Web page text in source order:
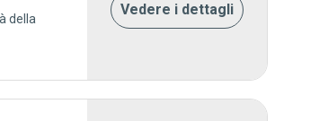
della
Vedere i dettagli